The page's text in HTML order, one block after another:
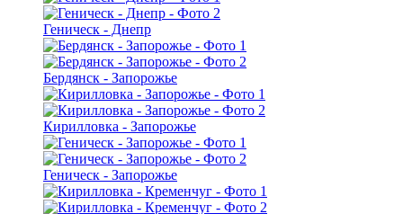
Геническ - Днепр
Бердянск - Запорожье
Кирилловка - Запорожье
Геническ - Запорожье